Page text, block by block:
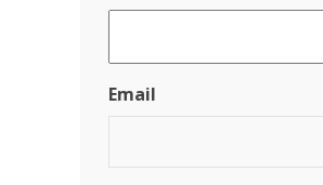
Email